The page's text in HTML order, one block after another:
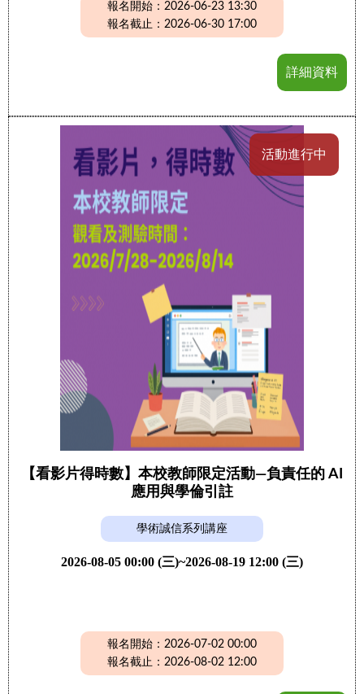
報名開始：2026-06-23 13:30
報名截止：2026-06-30 17:00
詳細資料
活動進行中
【看影片得時數】本校教師限定活動—負責任的 AI
應用與學倫引註
學術誠信系列講座
2026-08-05 00:00 (三)~2026-08-19 12:00 (三)
報名開始：2026-07-02 00:00
報名截止：2026-08-02 12:00